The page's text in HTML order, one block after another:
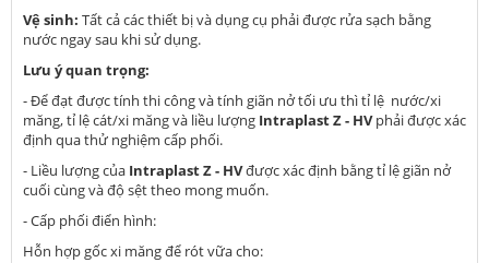
Vệ sinh: Tất cả các thiết bị và dụng cụ phải được rửa sạch bằng
nước ngay sau khi sử dụng.
Lưu ý quan trọng:
- Để đạt được tính thi công và tính giãn nở tối ưu thì tỉ lệ nước/xi
măng, tỉ lệ cát/xi măng và liều lượng Intraplast Z - HVphải được xác
định qua thử nghiệm cấp phối.
- Liều lượng của Intraplast Z - HVđược xác định bằng tỉ lệ giãn nở
cuối cùng và độ sệt theo mong muốn.
- Cấp phối điển hình:
Hỗn hợp gốc xi măng để rót vữa cho: